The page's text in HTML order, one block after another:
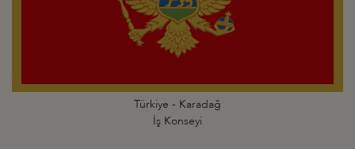
Türkiye - Karadağ
İş Konseyi